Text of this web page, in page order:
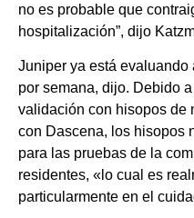
no es probable que
hospitalización”, dijo
Juniper ya está
por semana, dijo. Debido
validación con hisopos de
con Dascena, los hisopos
para las pruebas de la
residentes, «lo cual es
particularmente en el